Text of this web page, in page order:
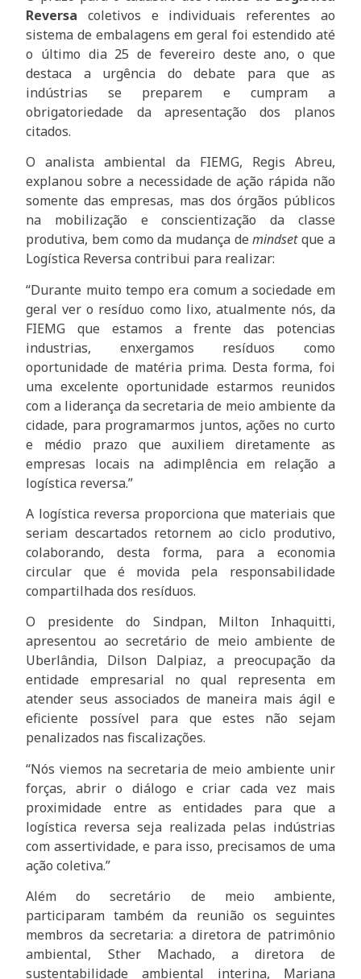
Reversa coletivos e individuais referentes ao
sistema de embalagens em geral foi estendido até
o último dia 25 de fevereiro deste ano, o que
destaca a urgência do debate para que as
indústrias se preparem e cumpram a
obrigatoriedade da apresentação dos planos
citados.
O analista ambiental da FIEMG, Regis Abreu,
explanou sobre a necessidade de ação rápida não
somente das empresas, mas dos órgãos públicos
na mobilização e conscientização da classe
produtiva, bem como da mudança demindsetque a
Logística Reversa contribui para realizar:
“Durante muito tempo era comum a sociedade em
geral ver o resíduo como lixo, atualmente nós, da
FIEMG que estamos a frente das potencias
industrias, enxergamos resíduos como
oportunidade de matéria prima. Desta forma, foi
uma excelente oportunidade estarmos reunidos
com a liderança da secretaria de meio ambiente da
cidade, para programarmos juntos, ações no curto
e médio prazo que auxiliem diretamente as
empresas locais na adimplência em relação a
logística reversa.”
A logística reversa proporciona que materiais que
seriam descartados retornem ao ciclo produtivo,
colaborando, desta forma, para a economia
circular que é movida pela responsabilidade
compartilhada dos resíduos.
O presidente do Sindpan, Milton Inhaquitti,
apresentou ao secretário de meio ambiente de
Uberlândia, Dilson Dalpiaz, a preocupação da
entidade empresarial no qual representa em
atender seus associados de maneira mais ágil e
eficiente possível para que estes não sejam
penalizados nas fiscalizações.
“Nós viemos na secretaria de meio ambiente unir
forças, abrir o diálogo e criar cada vez mais
proximidade entre as entidades para que a
logística reversa seja realizada pelas indústrias
com assertividade, e para isso, precisamos de uma
ação coletiva.”
Além do secretário de meio ambiente,
participaram também da reunião os seguintes
membros da secretaria: a diretora de patrimônio
ambiental, Sther Machado, a diretora de
sustentabilidade ambiental interina, Mariana